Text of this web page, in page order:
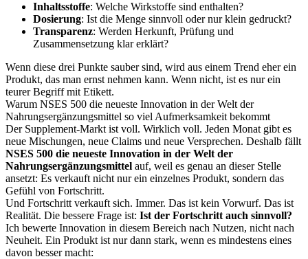
Inhaltsstoffe: Welche Wirkstoffe sind enthalten?
Dosierung: Ist die Menge sinnvoll oder nur klein gedruckt?
Transparenz: Werden Herkunft, Prüfung und
Zusammensetzung klar erklärt?
Wenn diese drei Punkte sauber sind, wird aus einem Trend eher ein
Produkt, das man ernst nehmen kann. Wenn nicht, ist es nur ein
teurer Begriff mit Etikett.
Warum NSES 500 die neueste Innovation in der Welt der
Nahrungsergänzungsmittel so viel Aufmerksamkeit bekommt
Der Supplement-Markt ist voll. Wirklich voll. Jeden Monat gibt es
neue Mischungen, neue Claims und neue Versprechen. Deshalb fällt
NSES 500 die neueste Innovation in der Welt der
Nahrungsergänzungsmittel auf, weil es genau an dieser Stelle
ansetzt: Es verkauft nicht nur ein einzelnes Produkt, sondern das
Gefühl von Fortschritt.
Und Fortschritt verkauft sich. Immer. Das ist kein Vorwurf. Das ist
Realität. Die bessere Frage ist: Ist der Fortschritt auch sinnvoll?
Ich bewerte Innovation in diesem Bereich nach Nutzen, nicht nach
Neuheit. Ein Produkt ist nur dann stark, wenn es mindestens eines
davon besser macht: